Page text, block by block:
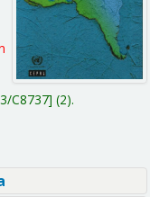
C8737 (2).